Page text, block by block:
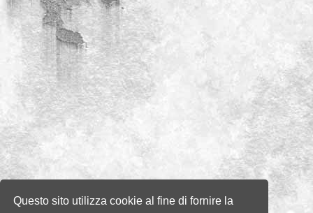
Questo sito utilizza cookie al fine di fornire la